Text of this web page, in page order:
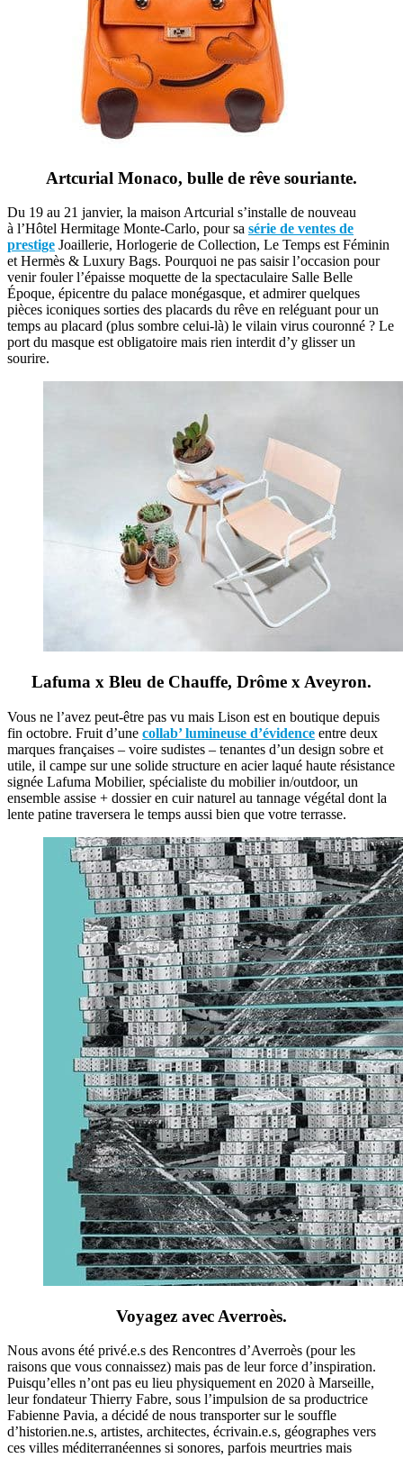
Artcurial Monaco, bulle de rêve souriante.
Du 19 au 21 janvier, la maison Artcurial s’installe de nouveau
à l’Hôtel Hermitage Monte-Carlo, pour sa série de ventes de
prestige Joaillerie, Horlogerie de Collection, Le Temps est Féminin
et Hermès & Luxury Bags. Pourquoi ne pas saisir l’occasion pour
venir fouler l’épaisse moquette de la spectaculaire Salle Belle
Époque, épicentre du palace monégasque, et admirer quelques
pièces iconiques sorties des placards du rêve en reléguant pour un
temps au placard (plus sombre celui-là) le vilain virus couronné ? Le
port du masque est obligatoire mais rien interdit d’y glisser un
sourire.
Lafuma x Bleu de Chauffe, Drôme x Aveyron.
Vous ne l’avez peut-être pas vu mais Lison est en boutique depuis
fin octobre. Fruit d’une collab’ lumineuse d’évidence entre deux
marques françaises – voire sudistes – tenantes d’un design sobre et
utile, il campe sur une solide structure en acier laqué haute résistance
signée Lafuma Mobilier, spécialiste du mobilier in/outdoor, un
ensemble assise + dossier en cuir naturel au tannage végétal dont la
lente patine traversera le temps aussi bien que votre terrasse.
Voyagez avec Averroès.
Nous avons été privé.e.s des Rencontres d’Averroès (pour les
raisons que vous connaissez) mais pas de leur force d’inspiration.
Puisqu’elles n’ont pas eu lieu physiquement en 2020 à Marseille,
leur fondateur Thierry Fabre, sous l’impulsion de sa productrice
Fabienne Pavia, a décidé de nous transporter sur le souffle
d’historien.ne.s, artistes, architectes, écrivain.e.s, géographes vers
ces villes méditerranéennes si sonores, parfois meurtries mais